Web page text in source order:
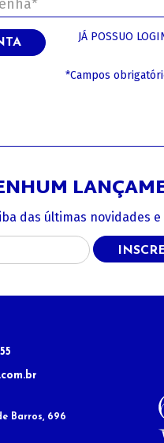
JÁ POSSUO
*Campos
das últimas novidades
Barros, 696